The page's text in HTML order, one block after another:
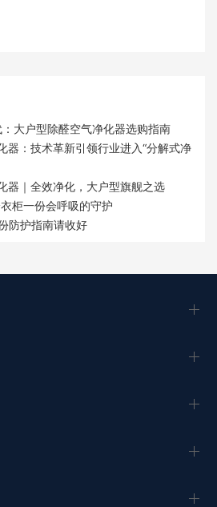
大户型除醛空气净化器选购指南
器：技术革新引领行业进入“分解式净
器｜全效净化，大户型旗舰之选
柜一份会呼吸的守护
防护指南请收好